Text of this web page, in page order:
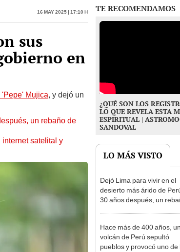
16 May 2025 | 17:10 h
sus
en
'Pepe' Mujica, y dejó un
un rebaño de
satelital y
TE RECOMENDAMOS
¿QUÉ SON LOS
LO QUE REVELA ESTA
ESPIRITUAL |
SANDOVAL
LO MÁS VISTO
Dejó Lima para vivir en el
desierto más árido de
30 años después, un
Hace más de 400 años, un
volcán de Perú sepultó
pueblos y provocó uno de